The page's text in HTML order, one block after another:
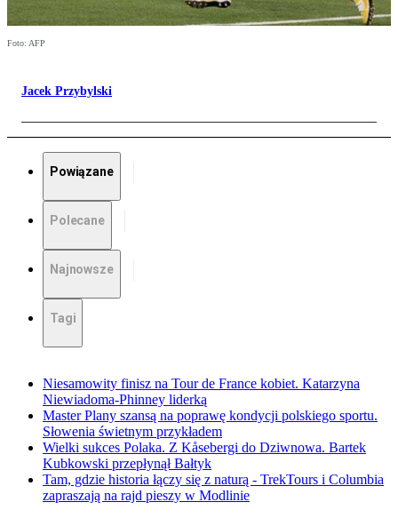
Foto: AFP
Jacek Przybylski
Powiązane
Polecane
Najnowsze
Tagi
Niesamowity finisz na Tour de France kobiet. Katarzyna
Niewiadoma-Phinney liderką
Master Plany szansą na poprawę kondycji polskiego sportu.
Słowenia świetnym przykładem
Wielki sukces Polaka. Z Kåsebergi do Dziwnowa. Bartek
Kubkowski przepłynął Bałtyk
Tam, gdzie historia łączy się z naturą - TrekTours i Columbia
zapraszają na rajd pieszy w Modlinie